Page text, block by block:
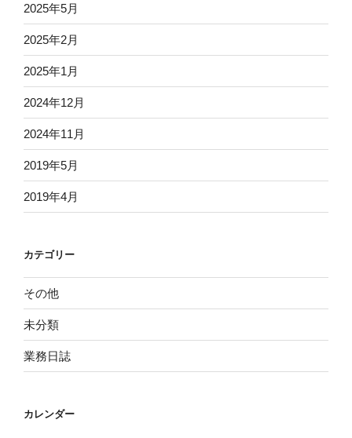
2025年5月
2025年2月
2025年1月
2024年12月
2024年11月
2019年5月
2019年4月
カテゴリー
その他
未分類
業務日誌
カレンダー